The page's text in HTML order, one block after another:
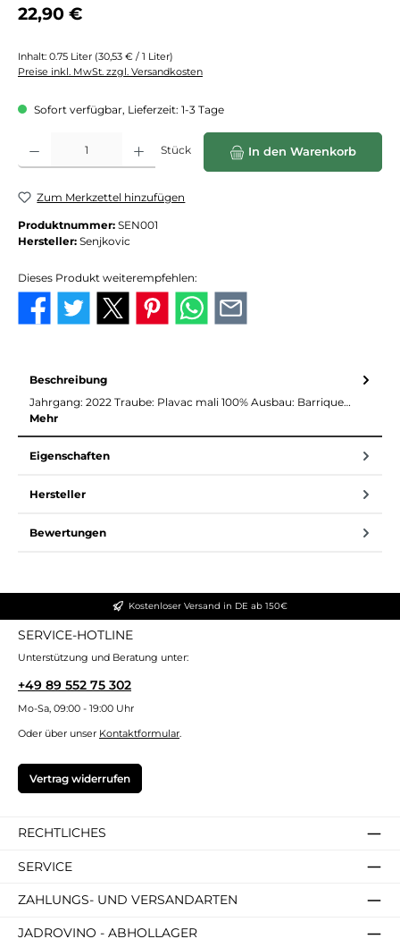
Regulärer Preis:
22,90 €
Inhalt: 0.75 Liter (30,53 € / 1 Liter)
Preise inkl. MwSt. zzgl. Versandkosten
Sofort verfügbar, Lieferzeit: 1-3 Tage
Produkt Anzahl: Gib den gewünschten Wert ein oder benutze die
Stück In den Warenkorb
Zum Merkzettel hinzufügen
Produktnummer: SEN001
Hersteller: Senjkovic
Dieses Produkt weiterempfehlen:
Beschreibung
Jahrgang: 2022 Traube: Plavac mali 100% Ausbau: Barrique…
Mehr
Eigenschaften
Hersteller
Bewertungen
Kostenloser Versand in DE ab 150€
SERVICE-HOTLINE
Unterstützung und Beratung unter:
+49 89 552 75 302
Mo-Sa, 09:00 - 19:00 Uhr
Oder über unser Kontaktformular.
Vertrag widerrufen
RECHTLICHES
SERVICE
ZAHLUNGS- UND VERSANDARTEN
JADROVINO - ABHOLLAGER